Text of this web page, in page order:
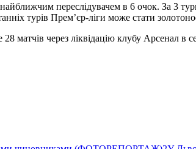
переслідувачем в 6 очок. За 3
турів Прем’єр-ліги може стати
матчів через ліквідацію клубу Арсенал в